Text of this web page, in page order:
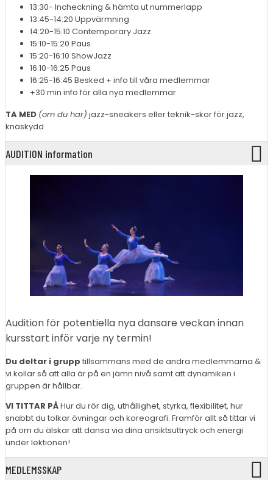
13:30- Incheckning & hämta ut nummerlapp
13:45-14:20 Uppvärmning
14:20-15:10 Contemporary Jazz
15:10-15:20 Paus
15:20-16:10 ShowJazz
16:10-16:25 Paus
16:25-16:45 Besked + info till våra medlemmar
+30 min info för alla nya medlemmar
TA MED (om du har) jazz-sneakers eller teknik-skor för jazz,
knäskydd
AUDITION information
Audition för potentiella nya dansare veckan innan
kursstart inför varje ny termin!
Du deltar i grupp tillsammans med de andra medlemmarna &
vi kollar så att alla är på en jämn nivå samt att dynamiken i
gruppen är hållbar.
VI TITTAR PÅHur du rör dig, uthållighet, styrka, flexibilitet, hur
snabbt du tolkar övningar och koreografi. Framför allt så tittar vi
på om du älskar att dansa via dina ansiktsuttryck och energi
under lektionen!
MEDLEMSSKAP